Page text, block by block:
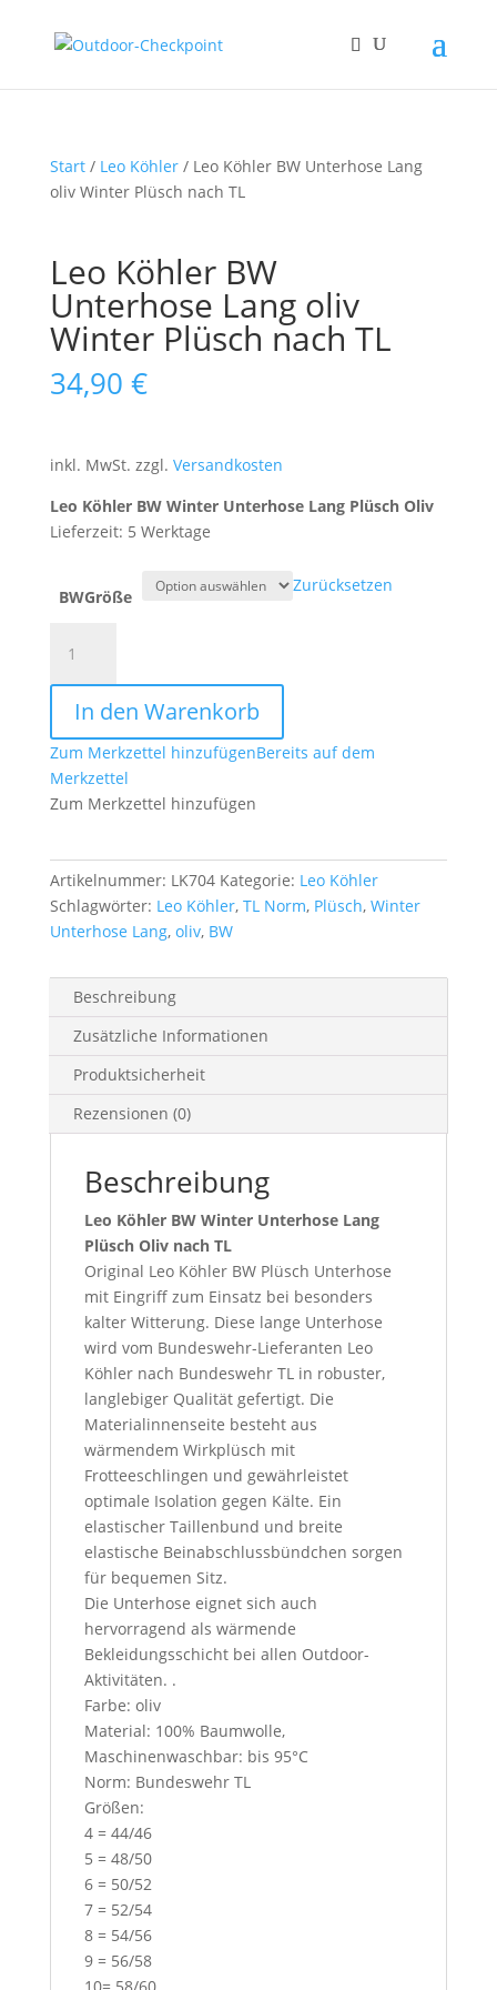
Start/ Leo Köhler/ Leo Köhler BW Unterhose Lang
oliv Winter Plüsch nach TL
Leo Köhler BW
Unterhose Lang oliv
Winter Plüsch nach TL
34,90 €
inkl. MwSt. zzgl. Versandkosten
Leo Köhler BW Winter Unterhose Lang Plüsch Oliv
Lieferzeit: 5 Werktage
BWGröße
Zurücksetzen
Köhler
BW
Unterhose
Lang
oliv
Winter
Plüsch
TL
Menge
In den Warenkorb
Zum Merkzettel hinzufügenBereits auf dem
Merkzettel
Zum Merkzettel hinzufügen
Artikelnummer: LK704 Kategorie: Leo Köhler
Schlagwörter: Leo Köhler, TL Norm, Plüsch, Winter
Unterhose Lang, oliv, BW
Beschreibung
Zusätzliche Informationen
Produktsicherheit
Rezensionen (0)
Beschreibung
Leo Köhler BW Winter Unterhose Lang
Plüsch Oliv nach TL
Original Leo Köhler BW Plüsch Unterhose
mit Eingriff zum Einsatz bei besonders
kalter Witterung. Diese lange Unterhose
wird vom Bundeswehr-Lieferanten Leo
Köhler nach Bundeswehr TL in robuster,
langlebiger Qualität gefertigt. Die
Materialinnenseite besteht aus
wärmendem Wirkplüsch mit
Frotteeschlingen und gewährleistet
optimale Isolation gegen Kälte. Ein
elastischer Taillenbund und breite
elastische Beinabschlussbündchen sorgen
für bequemen Sitz.
Die Unterhose eignet sich auch
hervorragend als wärmende
Bekleidungsschicht bei allen Outdoor-
Aktivitäten. .
Farbe: oliv
Material: 100% Baumwolle,
Maschinenwaschbar: bis 95°C
Norm: Bundeswehr TL
Größen:
4 = 44/46
5 = 48/50
6 = 50/52
7 = 52/54
8 = 54/56
9 = 56/58
10= 58/60